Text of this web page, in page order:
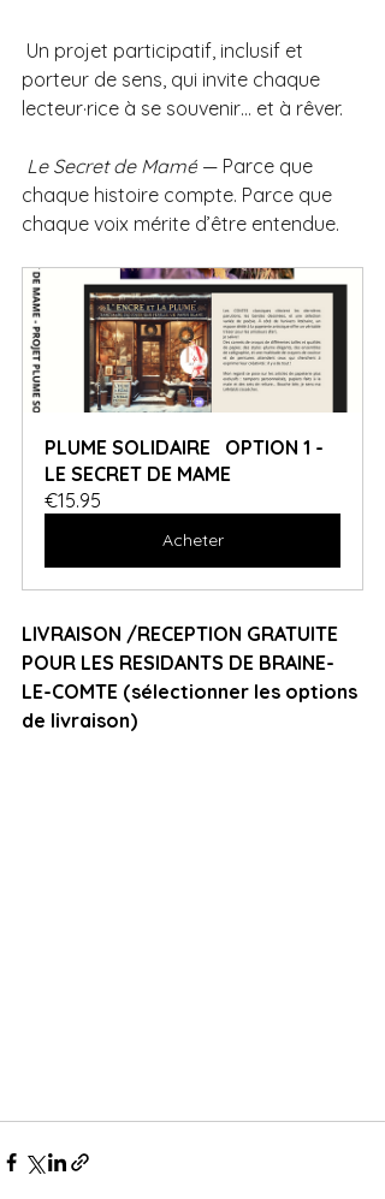
Un projet participatif, inclusif et
porteur de sens, qui invite chaque
lecteur·rice à se souvenir… et à rêver.
Le Secret de Mamé — Parce que
chaque histoire compte. Parce que
chaque voix mérite d’être entendue.
PLUME SOLIDAIRE   OPTION 1 -
LE SECRET DE MAME
€15.95
Acheter
LIVRAISON /RECEPTION GRATUITE
POUR LES RESIDANTS DE BRAINE-
LE-COMTE (sélectionner les options
de livraison)